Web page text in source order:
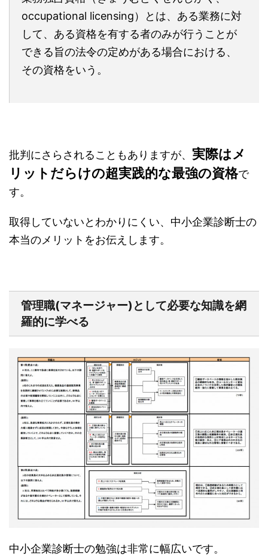
occupational licensing）とは、ある業務に対
して、ある資格を有する者のみが行うことが
できる旨の法令の定めがある場合における、
その資格をいう。
批判にさらされることもありますが、 実際はメ
リットだらけの超実践的な最強の資格で
す。
取得していないとわかりにくい、中小企業診断士の
本当のメリットをお伝えします。
管理職(マネージャー)として必要な知識を網
羅的に学べる
中小企業診断士の勉強は非常に幅広いです。